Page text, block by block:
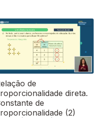
de
direta.
de
(2)